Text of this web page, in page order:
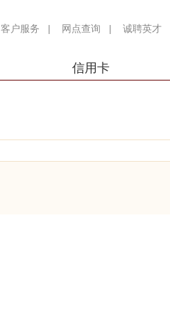
客户服务 | 网点查询 | 诚聘英才
信用卡